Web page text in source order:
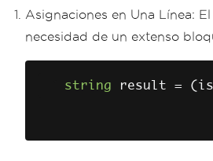
Asignaciones en Una Línea:
necesidad de un extenso
string result = (